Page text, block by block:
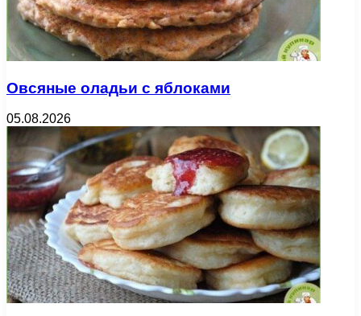
Овсяные оладьи с яблоками
05.08.2026